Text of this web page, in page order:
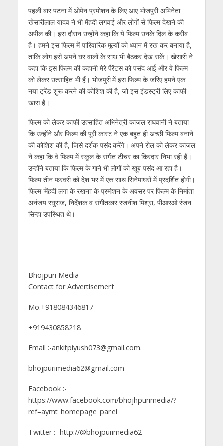
पहली बार पटना में ओपेन प्रमोशन के लिए आए भोजपुरी अभिनेता
खेसारीलाल यादव ने भी मेंहदी लगवाई और लोगों से फिल्‍म देखने की
अपील की। इस दौरान उन्‍होंने कहा कि ये फिल्‍म उनके दिल के करीब
है। हमने इस फिल्‍म में पारिवारिक मूल्‍यों को ध्‍यान में रख कर बनाया है,
ताकि लोग इसे अपने घर वालों के साथ भी बैठकर देख सकें। खेसारी ने
कहा कि इस फिल्‍म की कहानी मेरे पैरेंटस को पसंद आई और वे फिल्‍म
को लेकर उत्‍साहित भी हैं। भोजपुरी में इस फिल्‍म के जरिए हमने एक
नया ट्रेंड शुरू करने की कोशिश की है, जो इस इंडस्‍ट्री लिए काफी
खास है।
फिल्‍म को लेकर काफी उत्‍साहित अभिनेत्री काजल राघवानी ने बताया
कि उन्‍होंने और फिल्‍म की पूरी कास्‍ट ने एक बहुत ही अच्‍छी फिल्‍म बनाने
की कोशिश की है, जिसे दर्शक पसंद करेंगे। अपने रोल को लेकर काजल
ने कहा कि वे फिल्‍म में स्‍कूल के संगीत टीचर का किरदार निभा रही हैं।
उन्‍होंने बताया कि फिल्‍म के गाने भी लोगों को खूब पसंद आ रहा है।
फिल्‍म तीन फरवरी को देश भर में एक साथ सिनेमाघरों में प्रदर्शित होगी।
फिल्‍म ‘मेंहदी लगा के रखना’ के प्रमोशन के अवसर पर फिल्‍म के निर्माता
अनंजय रघुराज, निर्देशक व संगीतकार रजनीश मिश्रा, पीआरओ रंजन
सिन्‍हा उपस्थित थे।
Bhojpuri Media
Contact for Advertisement
Mo.+918084346817
+919430858218
Email :-ankitpiyush073@gmail.com.
bhojpurimedia62@gmail.com
Facebook :-
https://www.facebook.com/bhojhpurimedia/?
ref=aymt_homepage_panel
Twitter :- http://@bhojpurimedia62